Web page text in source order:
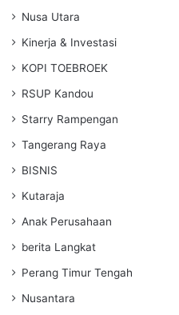
Nusa Utara
Kinerja & Investasi
KOPI TOEBROEK
RSUP Kandou
Starry Rampengan
Tangerang Raya
BISNIS
Kutaraja
Anak Perusahaan
berita Langkat
Perang Timur Tengah
Nusantara